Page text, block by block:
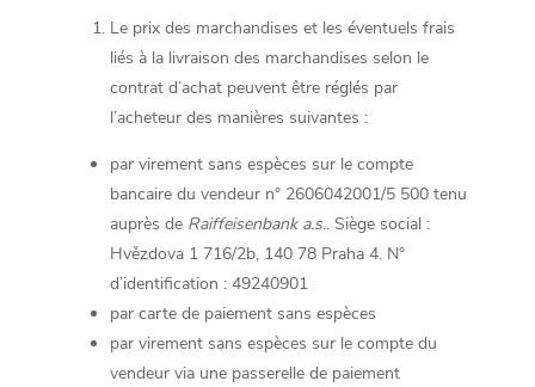
Le prix des marchandises et les éventuels frais
liés à la livraison des marchandises selon le
contrat d’achat peuvent être réglés par
l’acheteur des manières suivantes :
par virement sans espèces sur le compte
bancaire du vendeur n° 2606042001/5 500 tenu
auprès de Raiffeisenbank a.s.. Siège social :
Hvězdova 1 716/2b, 140 78 Praha 4. N°
d’identification : 49240901
par carte de paiement sans espèces
par virement sans espèces sur le compte du
vendeur via une passerelle de paiement